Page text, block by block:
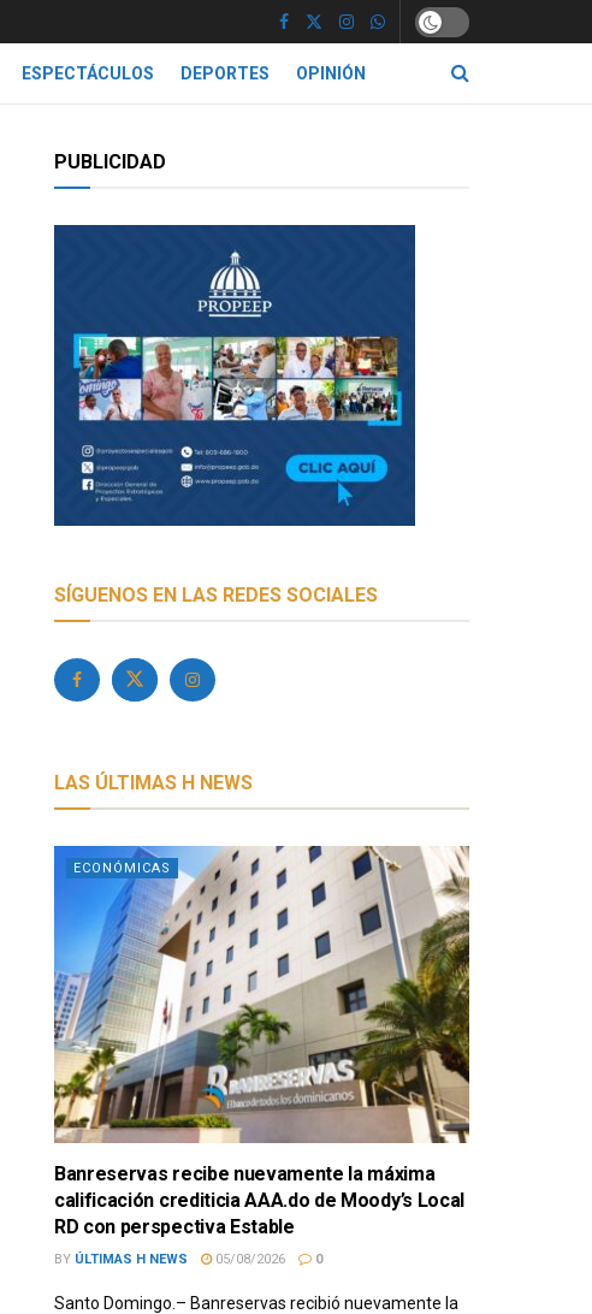
ESPECTÁCULOS DEPORTES OPINIÓN
PUBLICIDAD
SÍGUENOS EN LAS REDES SOCIALES
LAS ÚLTIMAS H NEWS
ECONÓMICAS
Banreservas recibe nuevamente la máxima
calificación crediticia AAA.do de Moody’s Local
RD con perspectiva Estable
BY ÚLTIMAS H NEWS 05/08/2026 0
Santo Domingo.– Banreservas recibió nuevamente la